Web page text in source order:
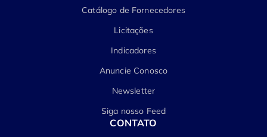
Catálogo de Fornecedores
Licitações
Indicadores
Anuncie Conosco
Newsletter
Siga nosso Feed
CONTATO